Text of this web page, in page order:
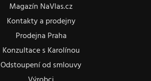
Magazín NaVlas.cz
Kontakty a prodejny
Prodejna Praha
Konzultace s Karolínou
Odstoupení od smlouvy